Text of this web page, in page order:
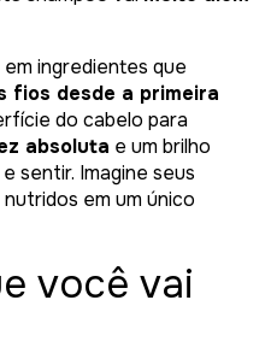
ingredientes que
fios desde a primeira
do cabelo para
absoluta e um brilho
sentir. Imagine seus
em um único
você vai